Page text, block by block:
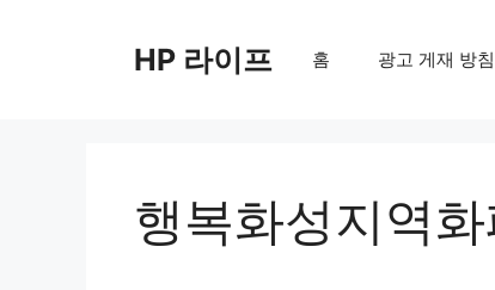
HP 라이프 홈 광고 게재 방
행복화성지역